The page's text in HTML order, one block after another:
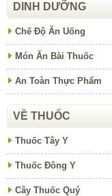
DINH DƯỠNG
Chế Độ Ăn Uống
Món Ăn Bài Thuốc
An Toàn Thực Phẩm
VỀ THUỐC
Thuốc Tây Y
Thuốc Đông Y
Cây Thuốc Quý